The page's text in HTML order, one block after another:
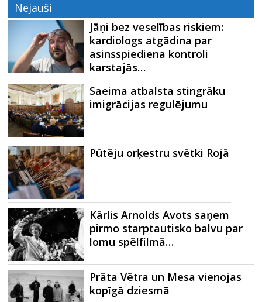
Nejauši
Jāņi bez veselības riskiem:
kardiologs atgādina par
asinsspiediena kontroli
karstajās…
Saeima atbalsta stingrāku
imigrācijas regulējumu
Pūtēju orķestru svētki Rojā
Kārlis Arnolds Avots saņem
pirmo starptautisko balvu par
lomu spēlfilmā…
Prāta Vētra un Mesa vienojas
kopīgā dziesmā